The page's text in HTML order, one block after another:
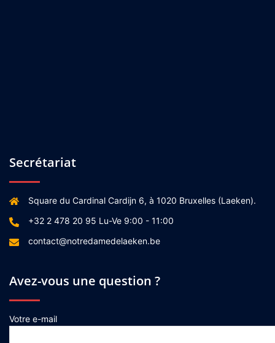
Secrétariat
Square du Cardinal Cardijn 6, à 1020 Bruxelles (Laeken).
+32 2 478 20 95 Lu-Ve 9:00 - 11:00
contact@notredamedelaeken.be
Avez-vous une question ?
Votre e-mail